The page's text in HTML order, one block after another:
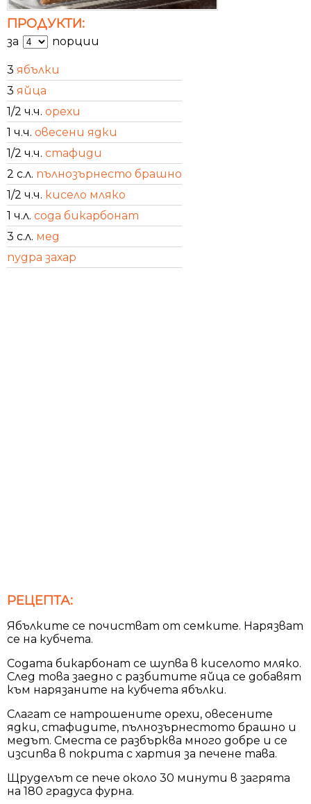
ПРОДУКТИ:
за порции
3 ябълки
3 яйца
1/2 ч.ч. орехи
1 ч.ч. овесени ядки
1/2 ч.ч. стафиди
2 с.л. пълнозърнесто брашно
1/2 ч.ч. кисело мляко
1 ч.л. сода бикарбонат
3 с.л. мед
пудра захар
РЕЦЕПТА:
Ябълките се почистват от семките. Нарязват
се на кубчета.
Содата бикарбонат се шупва в киселото мляко.
След това заедно с разбитите яйца се добавят
към нарязаните на кубчета ябълки.
Слагат се натрошените орехи, овесените
ядки, стафидите, пълнозърнестото брашно и
медът. Сместа се разбърква много добре и се
изсипва в покрита с хартия за печене тава.
Щруделът се пече около 30 минути в загрята
на 180 градуса фурна.